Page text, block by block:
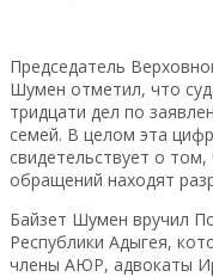
Председатель
Шумен отметил, что
тридцати дел по
семей. В целом эта
свидетельствует о
обращений находят
Байзет Шумен вручил
Республики Адыгея,
члены АЮР, адвокаты